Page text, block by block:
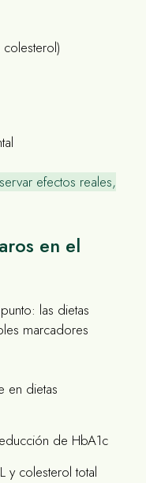
efectos reales,
en el
las dietas
marcadores
en dietas
de HbA1c
y colesterol total